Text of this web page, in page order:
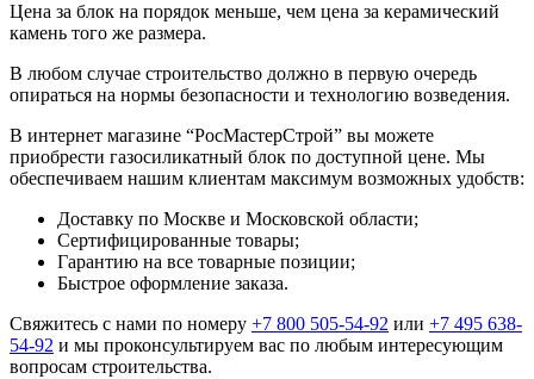
Цена за блок на порядок меньше, чем цена за керамический
камень того же размера.
В любом случае строительство должно в первую очередь
опираться на нормы безопасности и технологию возведения.
В интернет магазине “РосМастерСтрой” вы можете
приобрести газосиликатный блок по доступной цене. Мы
обеспечиваем нашим клиентам максимум возможных удобств:
Доставку по Москве и Московской области;
Сертифицированные товары;
Гарантию на все товарные позиции;
Быстрое оформление заказа.
Свяжитесь с нами по номеру +7 800 505-54-92 или +7 495 638-
54-92 и мы проконсультируем вас по любым интересующим
вопросам строительства.